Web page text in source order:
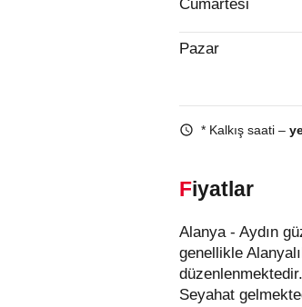
Cumartesi
Pazar
* Kalkış saati –
Fiyatlar
Alanya - Aydın güzergahında hizmet veren otobüs firmaları aşağıda listelenmiştir. Bu güzergahta en uygun fiyatlı biletler
genellikle
Seyahat